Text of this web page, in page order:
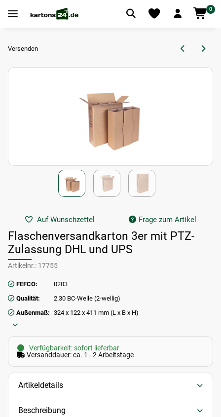
0
Versenden
Auf Wunschzettel Frage zum Artikel
Flaschenversandkarton 3er mit PTZ-
Zulassung DHL und UPS
Artikelnr.: 17755
FEFCO:
0203
Qualität:
2.30 BC-Welle (2-wellig)
Außenmaß: 324 x 122 x 411 mm (L x B x H)
Verfügbarkeit: sofort lieferbar
Versanddauer: ca. 1 - 2 Arbeitstage
Artikeldetails
Beschreibung